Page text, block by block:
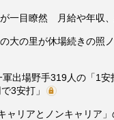
が一目瞭然 月給や年収
大の里が休場続きの照
出場野手319人の「1安
3安打」
リアとノンキャリア